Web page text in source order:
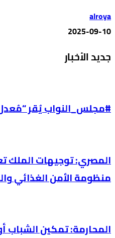
alroya
2025-09-10
جديد الأخبار
#مجلس_النواب يُقر
المصري: توجيهات الملك
منظومة الأمن الغذائي
المحارمة: تمكين الشباب